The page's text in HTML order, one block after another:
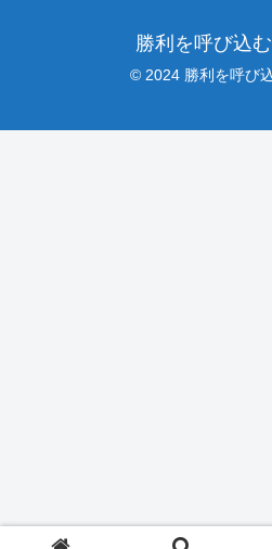
勝利を呼び込
© 2024 勝利を呼び